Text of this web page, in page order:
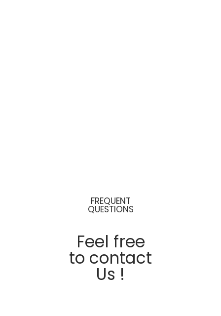
FREQUENT
QUESTIONS
Feel free
to contact
Us !